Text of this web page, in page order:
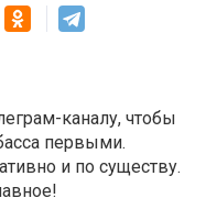
каналу, чтобы
первыми.
и по существу.